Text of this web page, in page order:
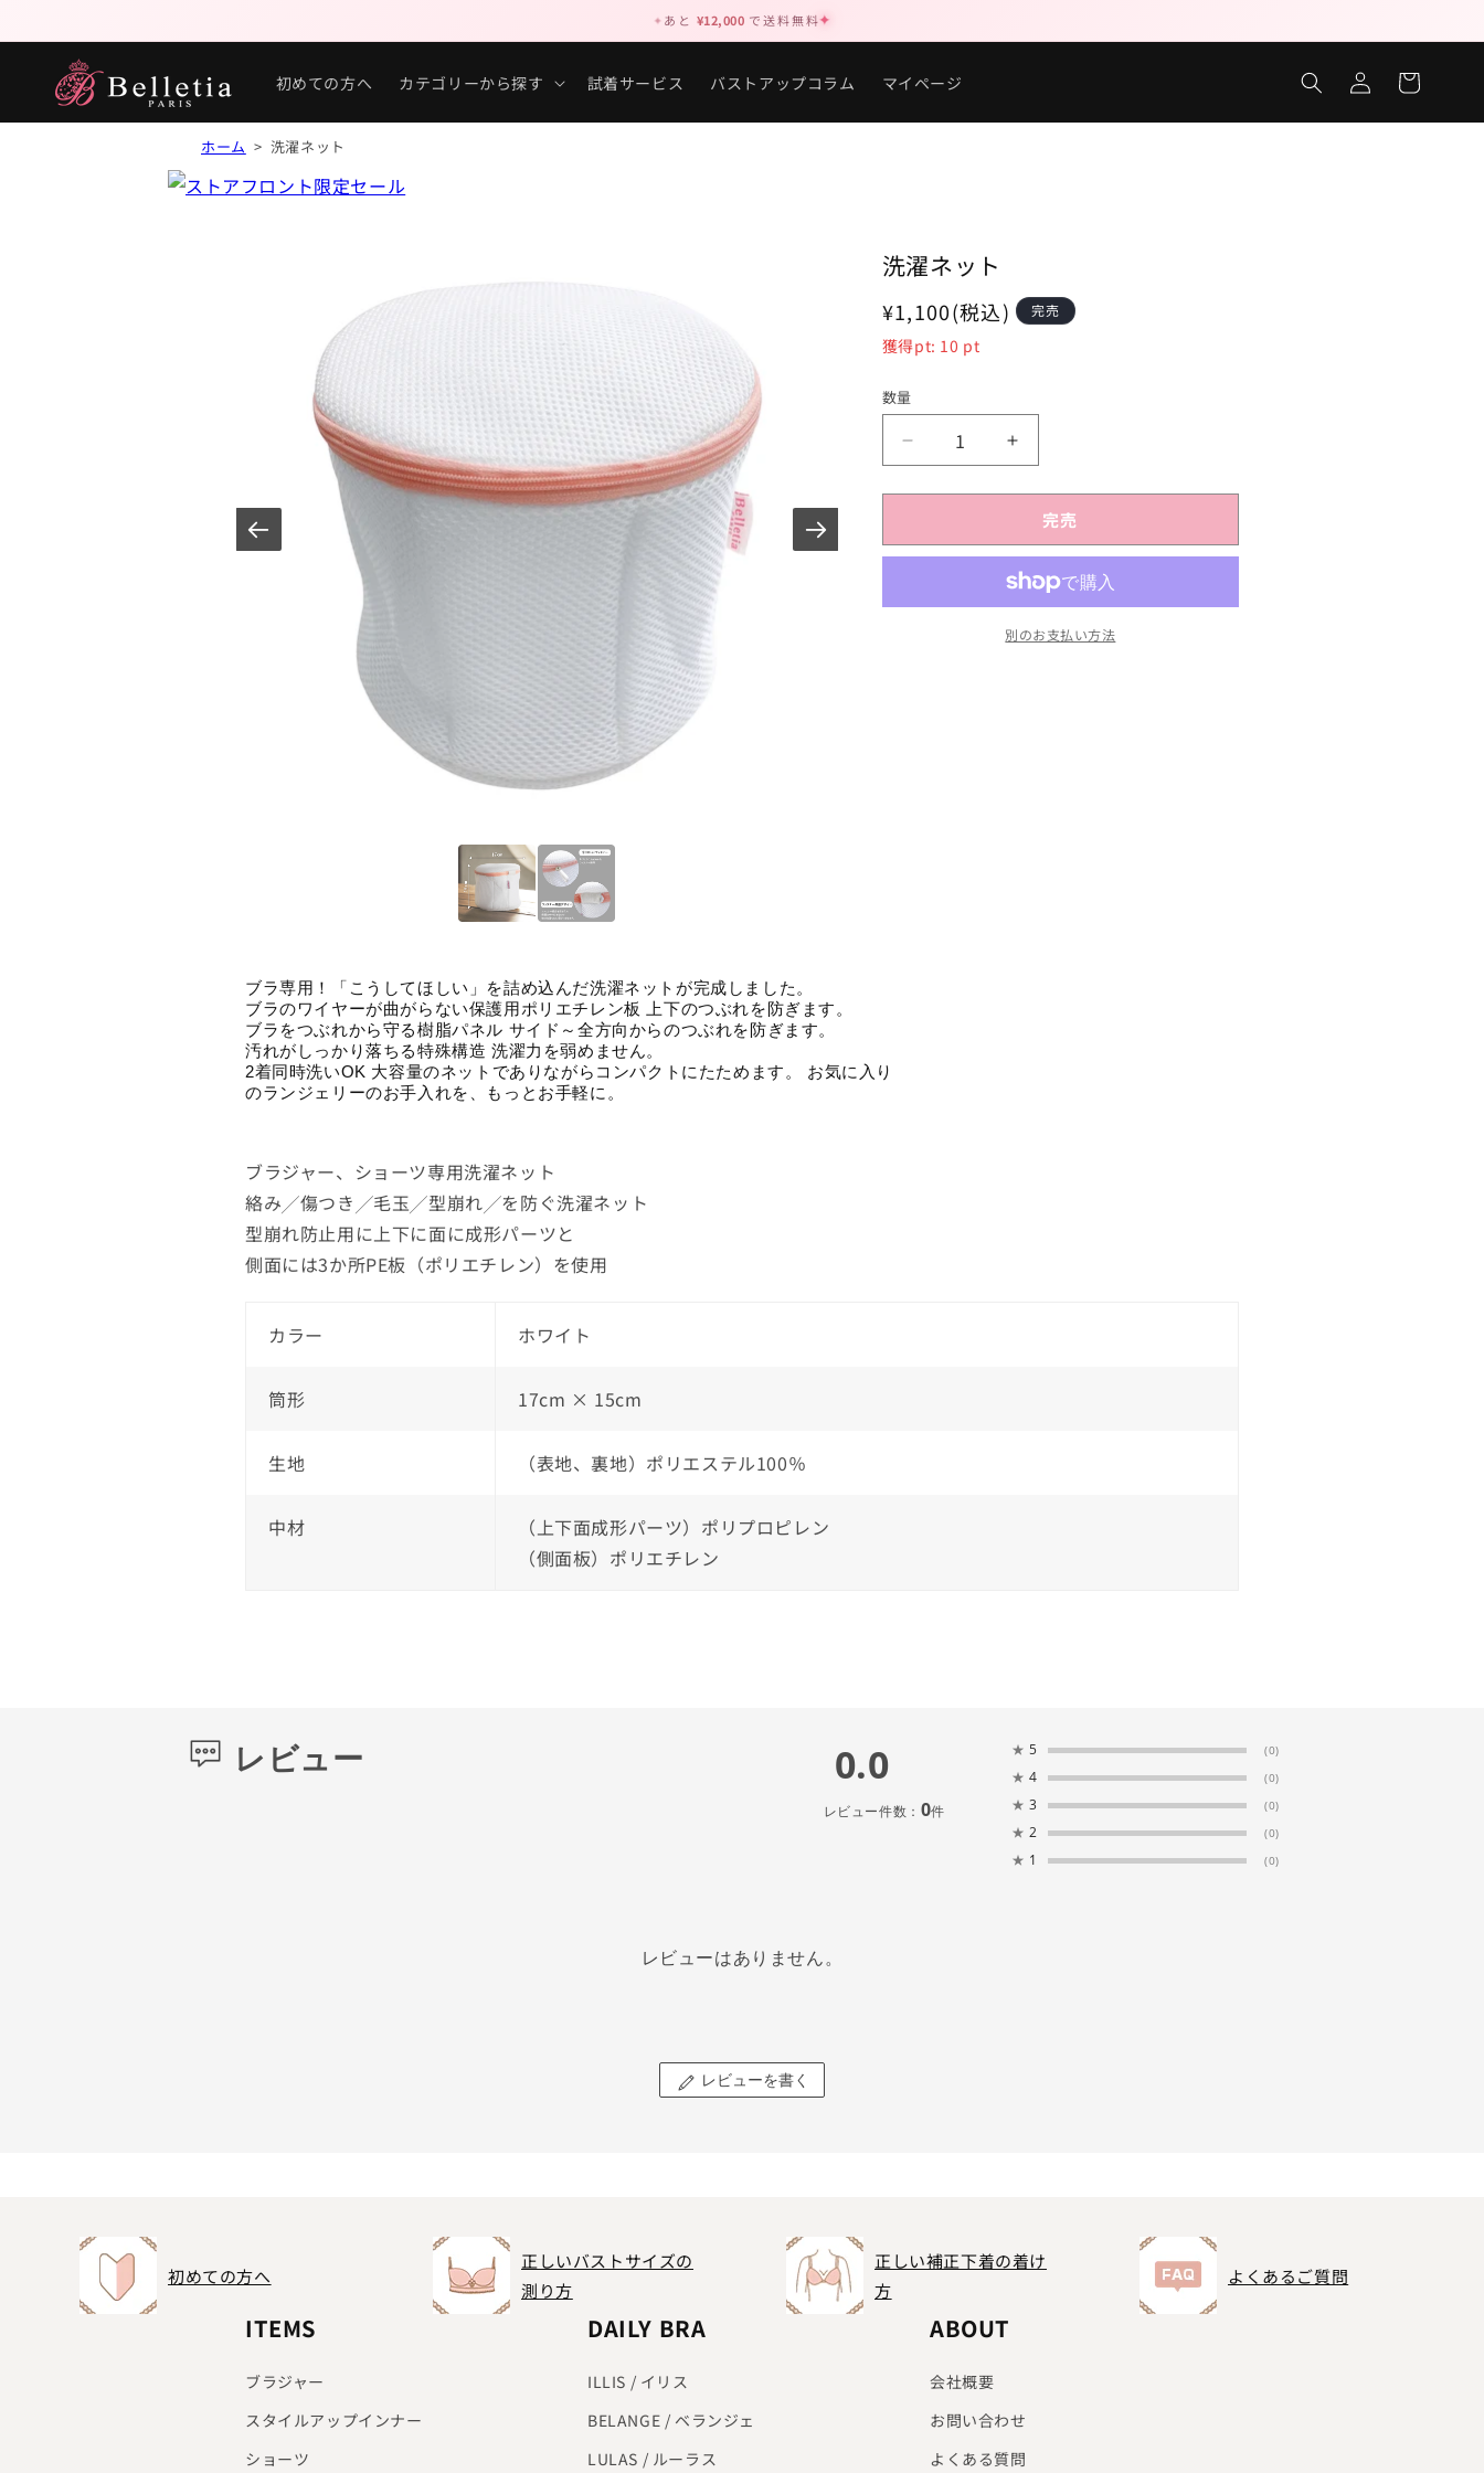
✦ あと ¥12,000 で送料無料✦
初めての方へ カテゴリーから探す 試着サービス バストアップコラム マイページ
ロ
グ
イ
ン
ー
ホーム > 洗濯ネット
洗濯ネット
通
常
格
¥1,100(税込) 完売
獲得pt: 10 pt
数量
ト
数
洗
ト
の
数
量
完売
別のお支払い方法
ブラ専用！「こうしてほしい」を詰め込んだ洗濯ネットが完成しました。
ブラのワイヤーが曲がらない保護用ポリエチレン板 上下のつぶれを防ぎます。
ブラをつぶれから守る樹脂パネル サイド～全方向からのつぶれを防ぎます。
汚れがしっかり落ちる特殊構造 洗濯力を弱めません。
2着同時洗いOK 大容量のネットでありながらコンパクトにたためます。 お気に入り
のランジェリーのお手入れを、もっとお手軽に。
ブラジャー、ショーツ専用洗濯ネット
絡み╱傷つき╱毛玉╱型崩れ╱を防ぐ洗濯ネット
型崩れ防止用に上下に面に成形パーツと
側面には3か所PE板（ポリエチレン）を使用
カラー ホワイト
筒形 17cm × 15cm
生地 （表地、裏地）ポリエステル100％
中材
（上下面成形パーツ）ポリプロピレン
（側面板）ポリエチレン
レビュー 0.0
レビュー件数： 0件
★ 5 (0)
★ 4 (0)
★ 3 (0)
★ 2 (0)
★ 1 (0)
レビューはありません。
レビューを書く
初めての方へ
正しいバストサイズの
測り方
正しい補正下着の着け
方
よくあるご質問
ITEMS
ブラジャー
スタイルアップインナー
ショーツ
DAILY BRA
ILLIS / イリス
BELANGE / ベランジェ
LULAS / ルーラス
ABOUT
会社概要
お問い合わせ
よくある質問